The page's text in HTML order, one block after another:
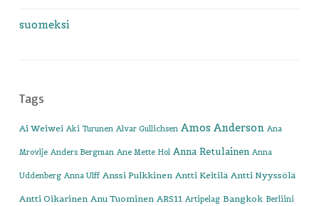
suomeksi
Tags
Ai Weiwei Aki Turunen Alvar Gullichsen Amos Anderson Ana
Mrovlje Anders Bergman Ane Mette Hol Anna Retulainen Anna
Uddenberg Anna Ulff Anssi Pulkkinen Antti Keitilä Antti Nyyssölä
Antti Oikarinen Anu Tuominen ARS11 Artipelag Bangkok Berliini